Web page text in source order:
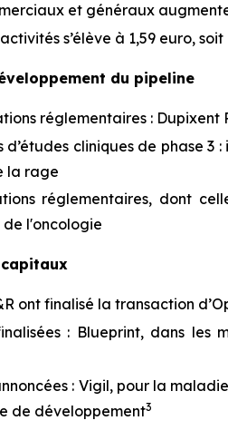
et généraux
s’élève à 1,59 euro,
du pipeline
réglementaires :
d’études cliniques de phase
la rage
réglementaires, dont
l'oncologie
ont finalisé la transaction
: Blueprint, dans
: Vigil, pour la
de développement3